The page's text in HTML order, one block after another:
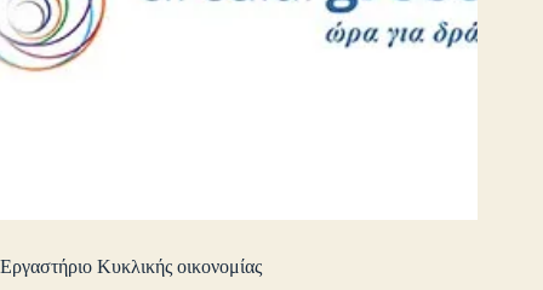
Εργαστήριο Κυκλικής οικονομίας